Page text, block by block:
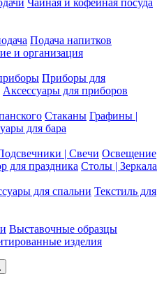
Подача напитков
и организация
Приборы для
Аксессуары для приборов
Стаканы Графины |
для бара
| Свечи Освещение
для праздника Столы | Зеркала
для спальни Текстиль для
Выставочные образцы
изделия